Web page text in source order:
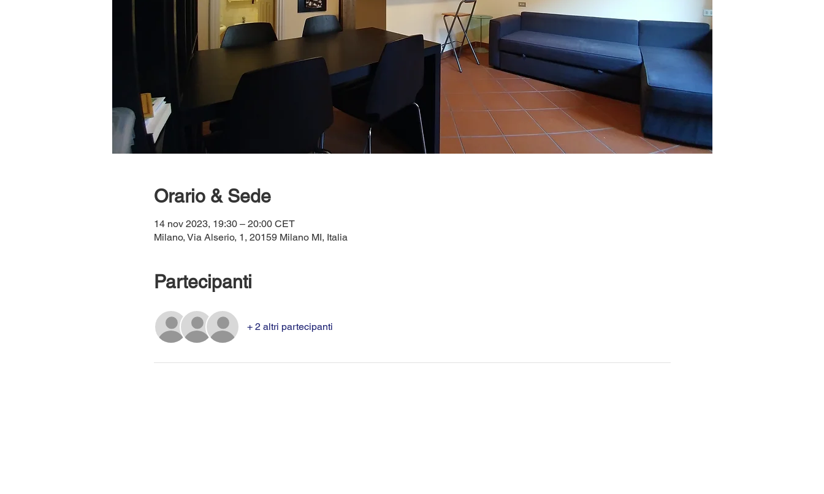
Orario & Sede
14 nov 2023, 19:30 – 20:00 CET
Milano, Via Alserio, 1, 20159 Milano MI, Italia
Partecipanti
+ 2 altri partecipanti